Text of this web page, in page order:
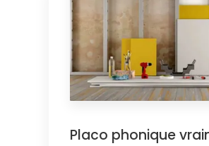
Placo phonique